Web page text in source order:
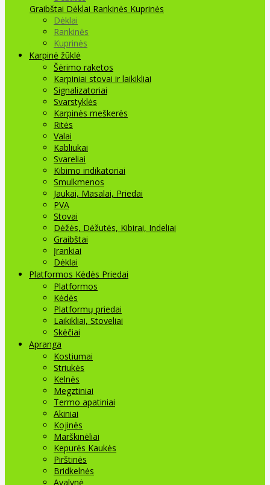
Graibštai Dėklai Rankinės Kuprinės
Dėklai
Rankinės
Kuprinės
Karpinė žūklė
Šėrimo raketos
Karpiniai stovai ir laikikliai
Signalizatoriai
Svarstyklės
Karpinės meškerės
Ritės
Valai
Kabliukai
Svareliai
Kibimo indikatoriai
Smulkmenos
Jaukai, Masalai, Priedai
PVA
Stovai
Dėžės, Dėžutės, Kibirai, Indeliai
Graibštai
Įrankiai
Dėklai
Platformos Kėdės Priedai
Platformos
Kėdės
Platformų priedai
Laikikliai, Stoveliai
Skėčiai
Apranga
Kostiumai
Striukės
Kelnės
Megztiniai
Termo apatiniai
Akiniai
Kojinės
Marškinėliai
Kepurės Kaukės
Pirštinės
Bridkelnės
Avalynė